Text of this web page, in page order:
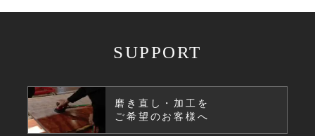
SUPPORT
磨き直し・加工を
ご希望のお客様へ